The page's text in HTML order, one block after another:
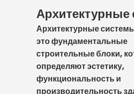
Архитектурные
Архитектурные
это фундаментальные
строительные блоки,
определяют эстетику,
функциональность и
производительность